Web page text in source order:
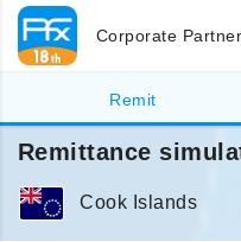
Corporate
Remit
Remittance
Cook Islands